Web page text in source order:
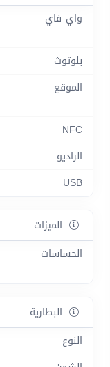
واي فاي
بلوتوث
الموقع
NFC
الراديو
USB
الميزات
الحساسات
البطارية
النوع